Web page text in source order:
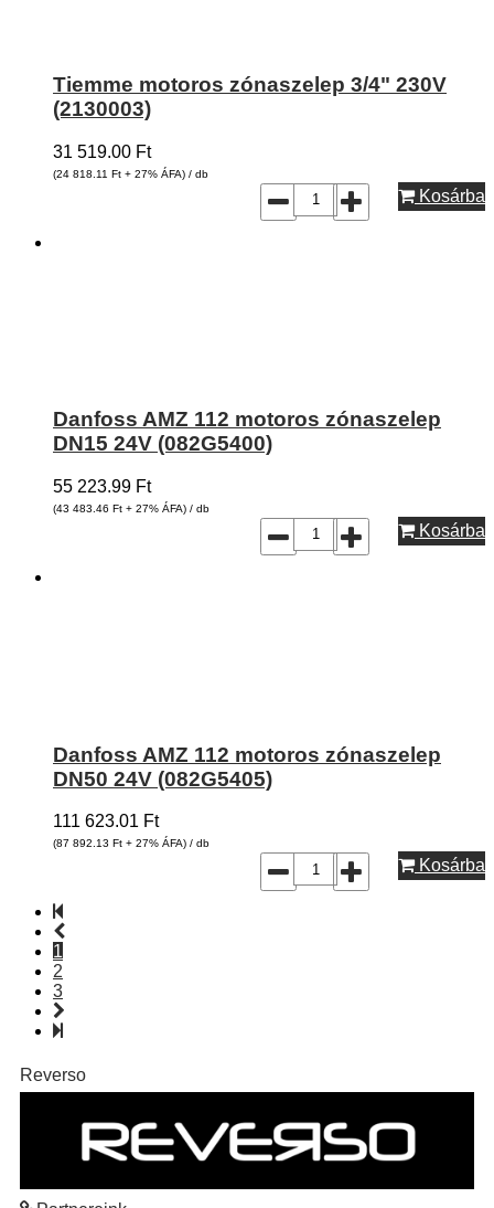
Tiemme motoros zónaszelep 3/4" 230V
(2130003)
31 519.00 Ft
(24 818.11 Ft + 27% ÁFA) / db
Kosárba
Danfoss AMZ 112 motoros zónaszelep
DN15 24V (082G5400)
55 223.99 Ft
(43 483.46 Ft + 27% ÁFA) / db
Kosárba
Danfoss AMZ 112 motoros zónaszelep
DN50 24V (082G5405)
111 623.01 Ft
(87 892.13 Ft + 27% ÁFA) / db
Kosárba
1
2
3
Reverso